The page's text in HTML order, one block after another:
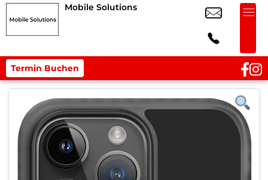
Mobile Solutions
Termin Buchen